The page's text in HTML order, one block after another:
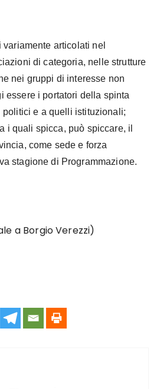
articolati nel
di categoria, nelle strutture
nei gruppi di interesse non
essere i portatori della spinta
politici e a quelli istituzionali;
i quali spicca, può spiccare, il
come sede e forza
stagione di Programmazione.
a Borgio Verezzi)